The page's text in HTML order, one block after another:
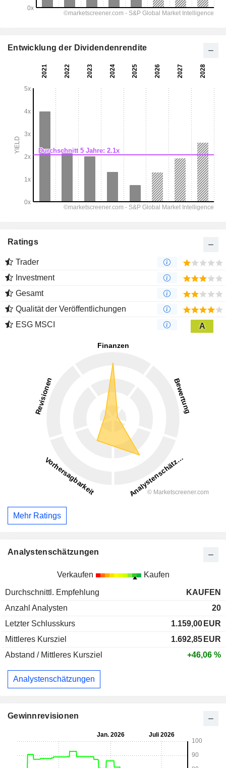
Entwicklung der Dividendenrendite
Ratings
Trader
Investment
Gesamt
Qualität der Veröffentlichungen
ESG MSCI
A
Mehr Ratings
Analystenschätzungen
Verkaufen Kaufen
Durchschnittl. Empfehlung
KAUFEN
Anzahl Analysten
20
Letzter Schlusskurs
1.159,00 EUR
Mittleres Kursziel
1.692,85 EUR
Abstand / Mittleres Kursziel
+46,06 %
Analystenschätzungen
Gewinnrevisionen